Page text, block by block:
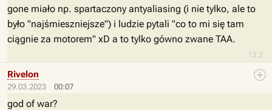
13.2
gone miało np. spartaczony antyaliasing (i nie tylko, ale to
było "najśmieszniejsze") i ludzie pytali "co to mi się tam
ciągnie za motorem" xD a to tylko gówno zwane TAA.
29.03.2023 00:07
Rivelon
god of war?